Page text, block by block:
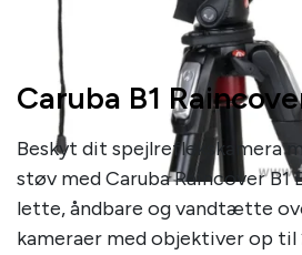
Caruba B1
Beskyt dit spejlreflekskamera
støv med Caruba Raincover B1
lette, åndbare og vandtætte
kameraer med objektiver op til